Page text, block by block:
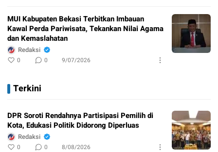
MUI Kabupaten Bekasi Terbitkan Imbauan
Kawal Perda Pariwisata, Tekankan Nilai Agama
dan Kemaslahatan
Redaksi
0 0 9/07/2026
Terkini
DPR Soroti Rendahnya Partisipasi Pemilih di
Kota, Edukasi Politik Didorong Diperluas
Redaksi
0 0 8/08/2026